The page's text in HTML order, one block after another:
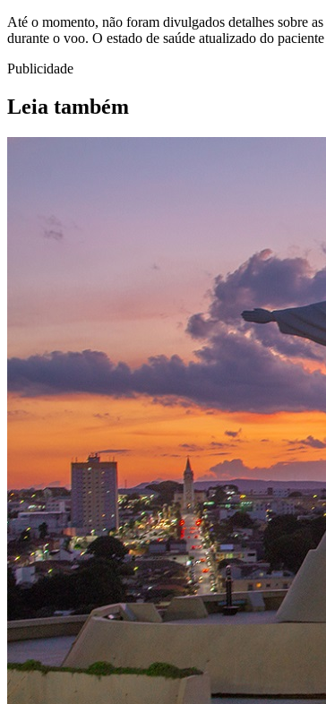
Até o momento, não foram divulgados detalhes sobre
durante o voo. O estado de saúde atualizado do
Publicidade
Leia também